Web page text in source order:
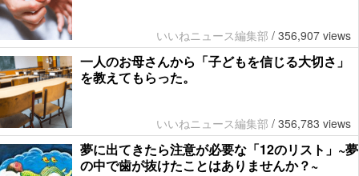
いいねニュース編集部 / 356,907 views
一人のお母さんから「子どもを信じる大切さ」
を教えてもらった。
いいねニュース編集部 / 356,783 views
夢に出てきたら注意が必要な「12のリスト」~夢
の中で歯が抜けたことはありませんか？~